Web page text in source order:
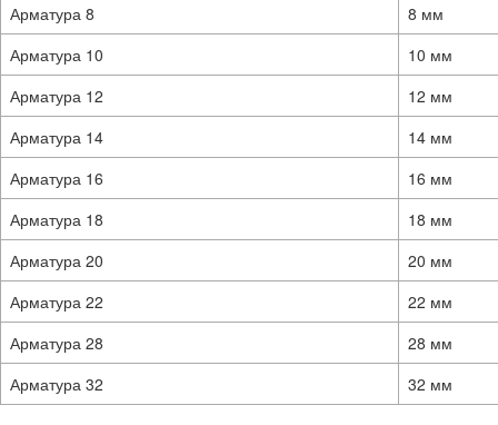
Арматура 8
8 мм
Арматура 10
10 мм
Арматура 12
12 мм
Арматура 14
14 мм
Арматура 16
16 мм
Арматура 18
18 мм
Арматура 20
20 мм
Арматура 22
22 мм
Арматура 28
28 мм
Арматура 32
32 мм